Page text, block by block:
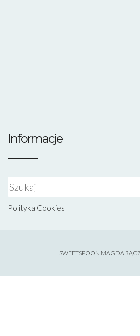
Informacje
Szukaj:
Polityka Cookies
SWEETSPOON MAGDA